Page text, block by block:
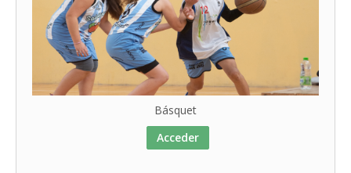
Básquet
Acceder